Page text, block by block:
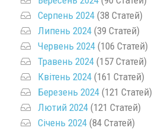
Серпень 2024 (38 Статей)
Липень 2024 (39 Статей)
Червень 2024 (106 Статей)
Травень 2024 (157 Статей)
Квітень 2024 (161 Статей)
Березень 2024 (121 Статей)
Лютий 2024 (121 Статей)
Січень 2024 (84 Статей)